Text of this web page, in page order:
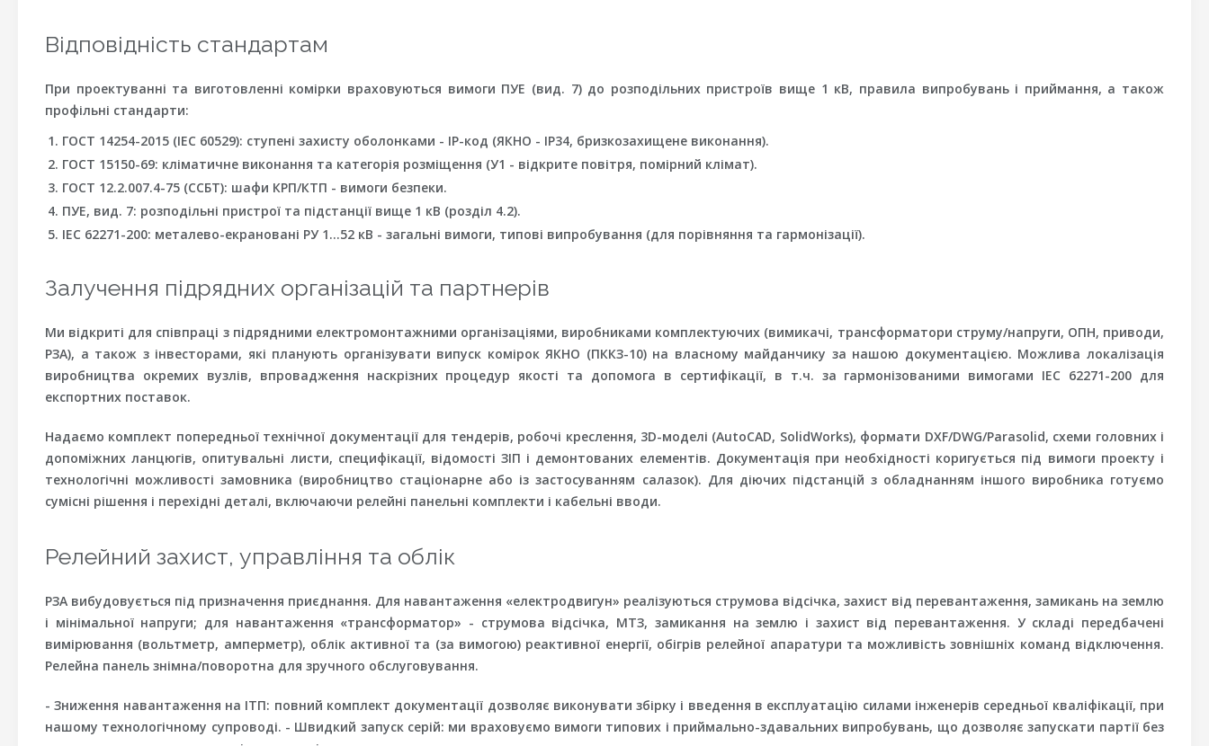
Відповідність стандартам
При проектуванні та виготовленні комірки враховуються вимоги ПУЕ (вид. 7) до розподільних пристроїв вище 1 кВ, правила випробувань і приймання, а також
профільні стандарти:
ГОСТ 14254-2015 (IEC 60529): ступені захисту оболонками - IP-код (ЯКНО - IP34, бризкозахищене виконання).
ГОСТ 15150-69: кліматичне виконання та категорія розміщення (У1 - відкрите повітря, помірний клімат).
ГОСТ 12.2.007.4-75 (ССБТ): шафи КРП/КТП - вимоги безпеки.
ПУЕ, вид. 7: розподільні пристрої та підстанції вище 1 кВ (розділ 4.2).
IEC 62271-200: металево-екрановані РУ 1…52 кВ - загальні вимоги, типові випробування (для порівняння та гармонізації).
Залучення підрядних організацій та партнерів
Ми відкриті для співпраці з підрядними електромонтажними організаціями, виробниками комплектуючих (вимикачі, трансформатори струму/напруги, ОПН, приводи,
РЗА), а також з інвесторами, які планують організувати випуск комірок ЯКНО (ПККЗ-10) на власному майданчику за нашою документацією. Можлива локалізація
виробництва окремих вузлів, впровадження наскрізних процедур якості та допомога в сертифікації, в т.ч. за гармонізованими вимогами IEC 62271-200 для
експортних поставок.
Надаємо комплект попередньої технічної документації для тендерів, робочі креслення, 3D-моделі (AutoCAD, SolidWorks), формати DXF/DWG/Parasolid, схеми головних і
допоміжних ланцюгів, опитувальні листи, специфікації, відомості ЗІП і демонтованих елементів. Документація при необхідності коригується під вимоги проекту і
технологічні можливості замовника (виробництво стаціонарне або із застосуванням салазок). Для діючих підстанцій з обладнанням іншого виробника готуємо
сумісні рішення і перехідні деталі, включаючи релейні панельні комплекти і кабельні вводи.
Релейний захист, управління та облік
РЗА вибудовується під призначення приєднання. Для навантаження «електродвигун» реалізуються струмова відсічка, захист від перевантаження, замикань на землю
і мінімальної напруги; для навантаження «трансформатор» - струмова відсічка, МТЗ, замикання на землю і захист від перевантаження. У складі передбачені
вимірювання (вольтметр, амперметр), облік активної та (за вимогою) реактивної енергії, обігрів релейної апаратури та можливість зовнішніх команд відключення.
Релейна панель знімна/поворотна для зручного обслуговування.
- Зниження навантаження на ІТП: повний комплект документації дозволяє виконувати збірку і введення в експлуатацію силами інженерів середньої кваліфікації, при
нашому технологічному супроводі. - Швидкий запуск серій: ми враховуємо вимоги типових і приймально-здавальних випробувань, що дозволяє запускати партії без